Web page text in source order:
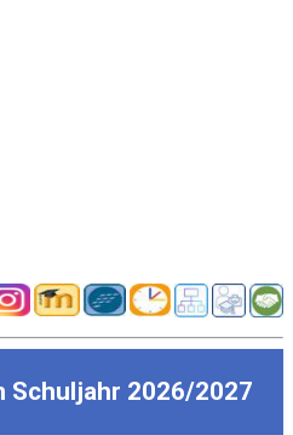
Schuljahr 2026/2027